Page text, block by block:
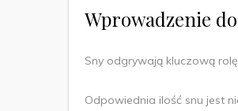
Wprowadzenie
Sny odgrywają kluczową
Odpowiednia ilość snu jest